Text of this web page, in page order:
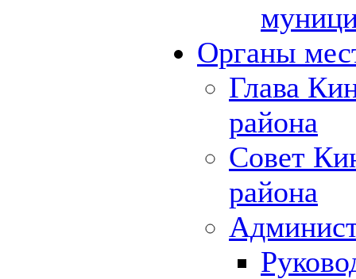
Органы
Глава
района
Совет
района